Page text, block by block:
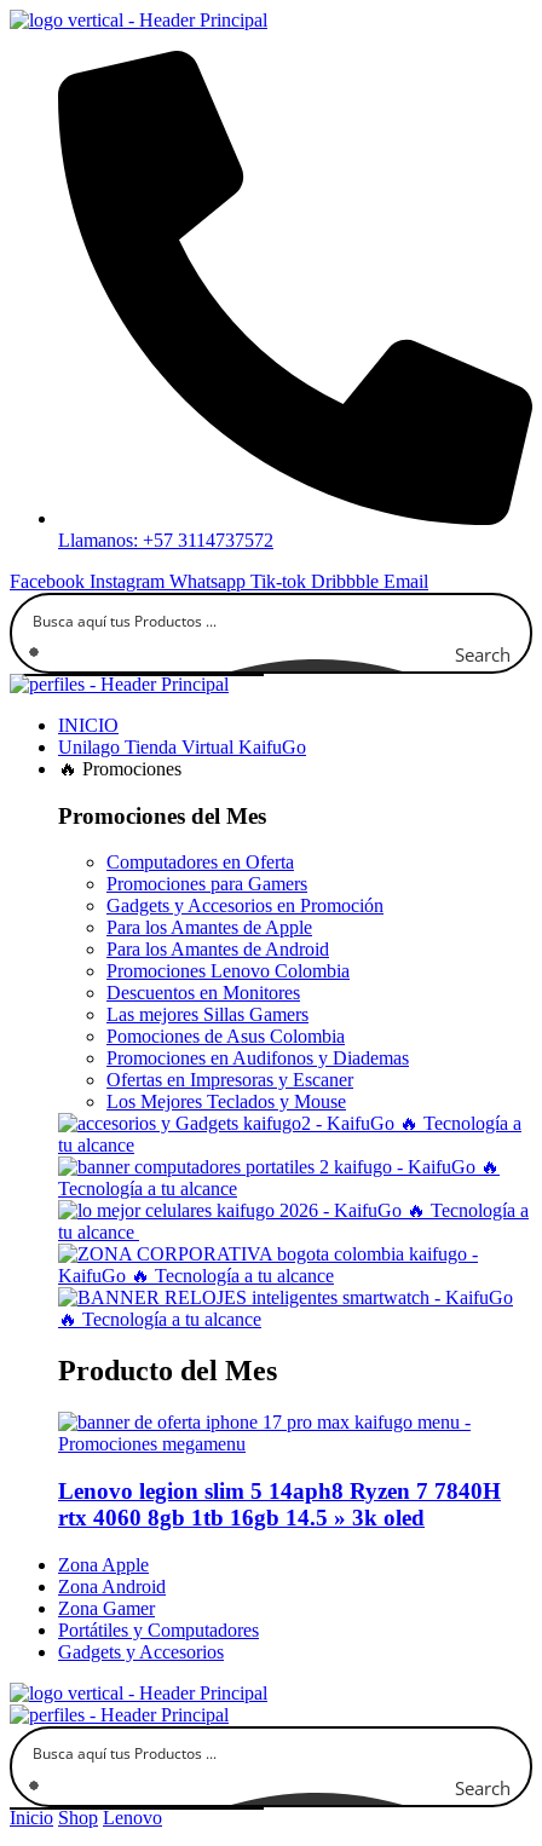
Llamanos: +57 3114737572
Facebook Instagram Whatsapp Tik-tok Dribbble Email
Search
INICIO
Unilago Tienda Virtual KaifuGo
🔥 Promociones
Promociones del Mes
Computadores en Oferta
Promociones para Gamers
Gadgets y Accesorios en Promoción
Para los Amantes de Apple
Para los Amantes de Android
Promociones Lenovo Colombia
Descuentos en Monitores
Las mejores Sillas Gamers
Pomociones de Asus Colombia
Promociones en Audifonos y Diademas
Ofertas en Impresoras y Escaner
Los Mejores Teclados y Mouse
Producto del Mes
Lenovo legion slim 5 14aph8 Ryzen 7 7840H
rtx 4060 8gb 1tb 16gb 14.5 » 3k oled
Zona Apple
Zona Android
Zona Gamer
Portátiles y Computadores
Gadgets y Accesorios
Search
Inicio Shop Lenovo